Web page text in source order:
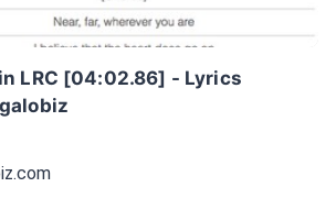
LRC [04:02.86] - Lyrics